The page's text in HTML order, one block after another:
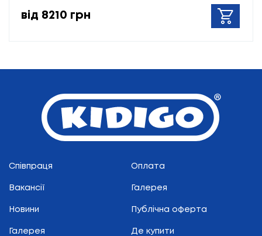
від 8210 грн
Співпраця Оплата
Вакансії Галерея
Новини Публічна оферта
Галерея Де купити